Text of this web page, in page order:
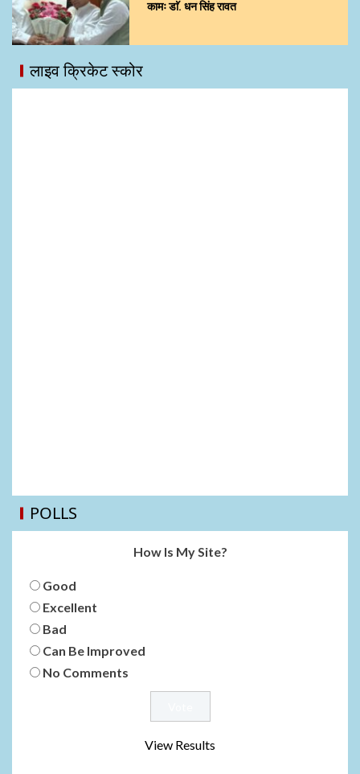
कामः डाॅ. धन सिंह रावत
लाइव क्रिकेट स्कोर
POLLS
How Is My Site?
Good
Excellent
Bad
Can Be Improved
No Comments
View Results